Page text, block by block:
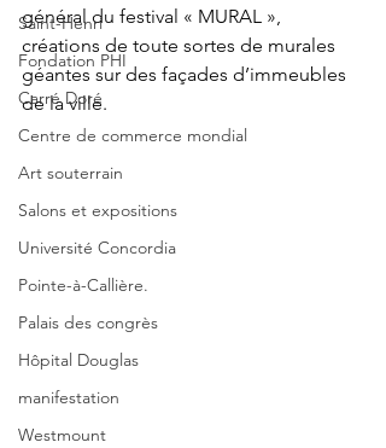
Saint-Henri
Fondation PHI
Carré Doré
Centre de commerce mondial
Art souterrain
Salons et expositions
Université Concordia
Pointe-à-Callière.
Palais des congrès
Hôpital Douglas
manifestation
Westmount
général du festival « MURAL »,
créations de toute sortes de murales
géantes sur des façades d’immeubles
de la ville.